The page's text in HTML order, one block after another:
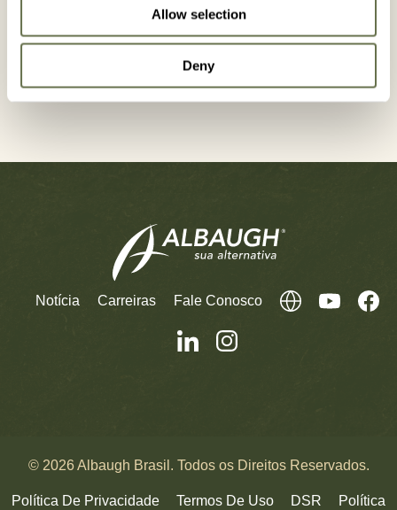
Allow selection
Deny
CONTATO
Notícia Carreiras Fale Conosco
© 2026 Albaugh Brasil. Todos os Direitos Reservados.
Política De Privacidade Termos De Uso DSR Política